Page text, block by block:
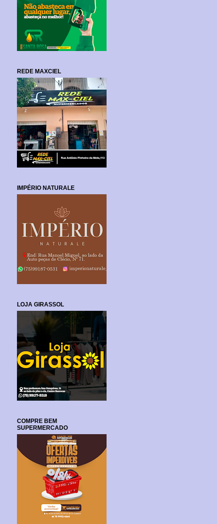
REDE MAXCIEL
IMPÉRIO NATURALE
LOJA GIRASSOL
COMPRE BEM
SUPERMERCADO